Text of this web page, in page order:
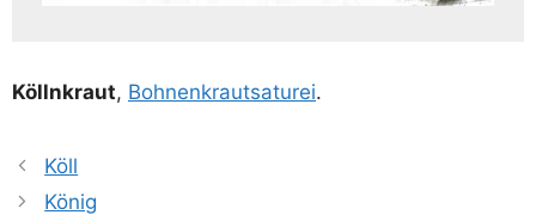
Köllnkraut, Boh­nen­kraut­sa­turei.
Köll
König